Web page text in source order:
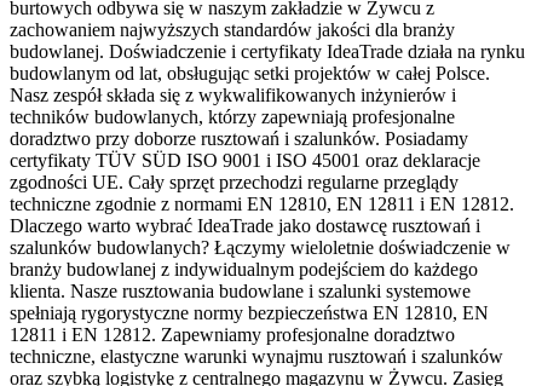
burtowych odbywa się w naszym zakładzie w Żywcu z
zachowaniem najwyższych standardów jakości dla branży
budowlanej. Doświadczenie i certyfikaty IdeaTrade działa na rynku
budowlanym od lat, obsługując setki projektów w całej Polsce.
Nasz zespół składa się z wykwalifikowanych inżynierów i
techników budowlanych, którzy zapewniają profesjonalne
doradztwo przy doborze rusztowań i szalunków. Posiadamy
certyfikaty TÜV SÜD ISO 9001 i ISO 45001 oraz deklaracje
zgodności UE. Cały sprzęt przechodzi regularne przeglądy
techniczne zgodnie z normami EN 12810, EN 12811 i EN 12812.
Dlaczego warto wybrać IdeaTrade jako dostawcę rusztowań i
szalunków budowlanych? Łączymy wieloletnie doświadczenie w
branży budowlanej z indywidualnym podejściem do każdego
klienta. Nasze rusztowania budowlane i szalunki systemowe
spełniają rygorystyczne normy bezpieczeństwa EN 12810, EN
12811 i EN 12812. Zapewniamy profesjonalne doradztwo
techniczne, elastyczne warunki wynajmu rusztowań i szalunków
oraz szybką logistykę z centralnego magazynu w Żywcu. Zasięg